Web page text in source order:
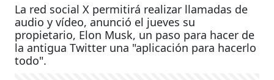
La red social X permitirá realizar llamadas de
audio y vídeo, anunció el jueves su
propietario, Elon Musk, un paso para hacer de
la antigua Twitter una "aplicación para hacerlo
todo".